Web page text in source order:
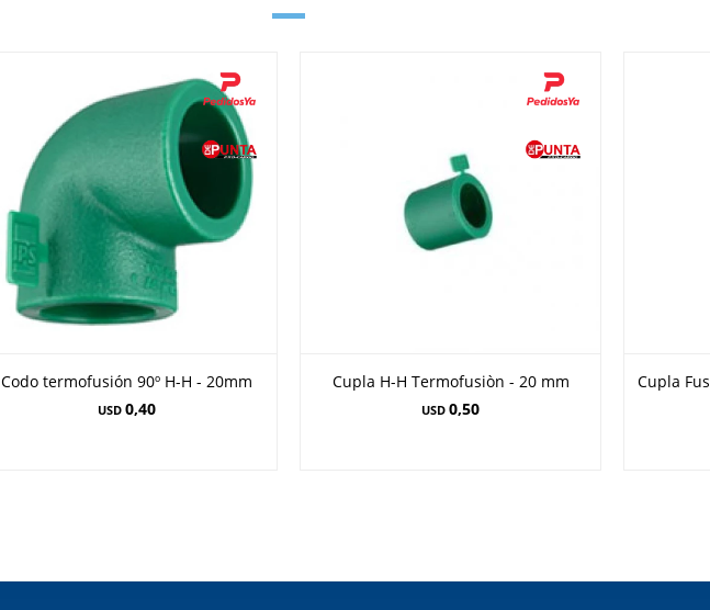
Codo termofusión 90º H-H - 20mm
USD 0,40
Cupla H-H Termofusiòn - 20 mm
USD 0,50
Cupla